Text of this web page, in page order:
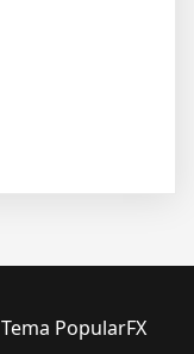
Tema PopularFX